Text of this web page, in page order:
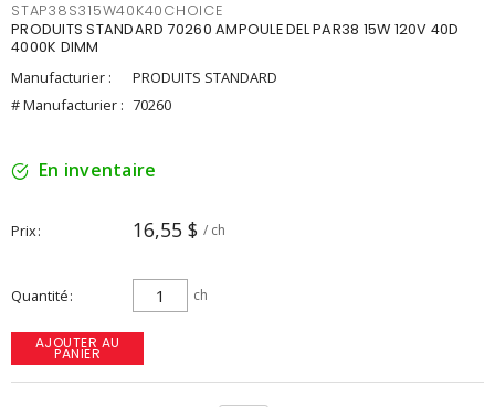
STAP38S315W40K40CHOICE
PRODUITS STANDARD 70260 AMPOULE DEL PAR38 15W 120V 40D
4000K DIMM
Manufacturier :
PRODUITS STANDARD
# Manufacturier : 70260
En inventaire
Prix 16,55 $ / ch
Quantité ch
AJOUTER AU
PANIER